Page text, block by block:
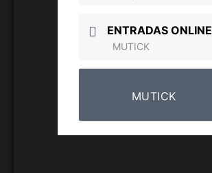
ENTRADAS ONLINE
MUTICK
MUTICK